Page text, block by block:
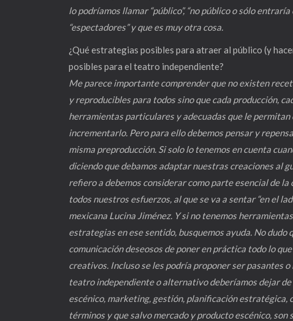
lo podríamos llamar “público”, “no público o sólo
“espectadores” y que es muy otra cosa.
¿Qué estrategias posibles para atraer al público (y
posibles para el teatro independiente?
Me parece importante comprender que no existen
y reproducibles para todos sino que cada producción,
herramientas particulares y adecuadas que le
incrementarlo. Pero para ello debemos pensar y
misma preproducción. Si solo lo tenemos en cuenta
diciendo que debamos adaptar nuestras creaciones al
refiero a debemos considerar como parte esencial de
todos nuestros esfuerzos, al que se va a sentar “en el
mexicana Lucina Jiménez. Y si no tenemos
estrategias en ese sentido, busquemos ayuda. No
comunicación deseosos de poner en práctica todo lo
creativos. Incluso se les podría proponer ser pasantes
teatro independiente o alternativo deberíamos dejar
escénico, marketing, gestión, planificación estratégica,
términos y que salvo mercado y producto escénico,